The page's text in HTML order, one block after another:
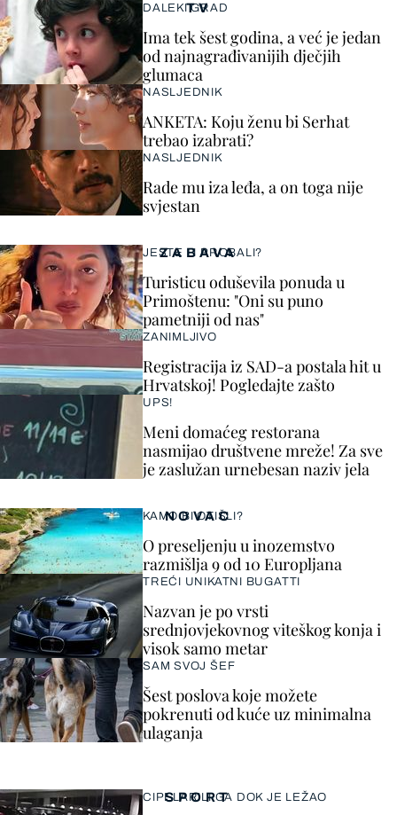
ZABAVA
JESTE LI PROBALI?
Turisticu oduševila ponuda u
Primoštenu: "Oni su puno
pametniji od nas"
ZANIMLJIVO
Registracija iz SAD-a postala hit u
Hrvatskoj! Pogledajte zašto
UPS!
Meni domaćeg restorana
nasmijao društvene mreže! Za sve
je zaslužan urnebesan naziv jela
SPORT
CIPELARILI GA DOK JE LEŽAO
TV
DALEKI GRAD
Ima tek šest godina, a već je jedan
od najnagrađivanijih dječjih
glumaca
NASLJEDNIK
ANKETA: Koju ženu bi Serhat
trebao izabrati?
NASLJEDNIK
Rade mu iza leđa, a on toga nije
svjestan
NOVAC
KAMO BI OTIŠLI?
O preseljenju u inozemstvo
razmišlja 9 od 10 Europljana
TREĆI UNIKATNI BUGATTI
Nazvan je po vrsti
srednjovjekovnog viteškog konja i
visok samo metar
SAM SVOJ ŠEF
Šest poslova koje možete
pokrenuti od kuće uz minimalna
ulaganja